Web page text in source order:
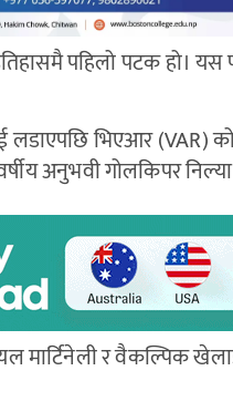
पहिलो पटक हो।
भिएआर (VAR)
अनुभवी गोलकिपर
मार्टिनेली र वैकल्पिक